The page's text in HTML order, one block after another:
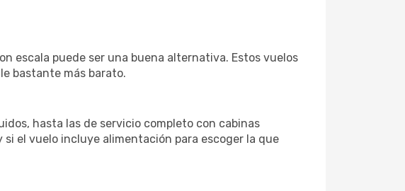
escala puede ser una buena alternativa. Estos vuelos
bastante más barato.
hasta las de servicio completo con cabinas
el vuelo incluye alimentación para escoger la que